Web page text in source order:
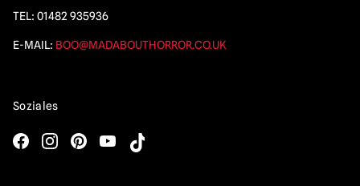
TEL: 01482 935936
E-MAIL: BOO@MADABOUTHORROR.CO.UK
Soziales